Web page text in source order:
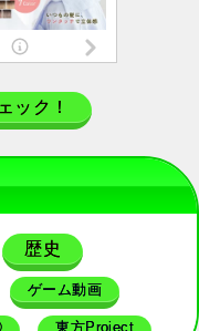
ック！
歴史
ゲーム動画
東方Project